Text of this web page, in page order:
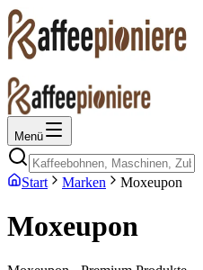
Menü
Start Marken Moxeupon
Moxeupon